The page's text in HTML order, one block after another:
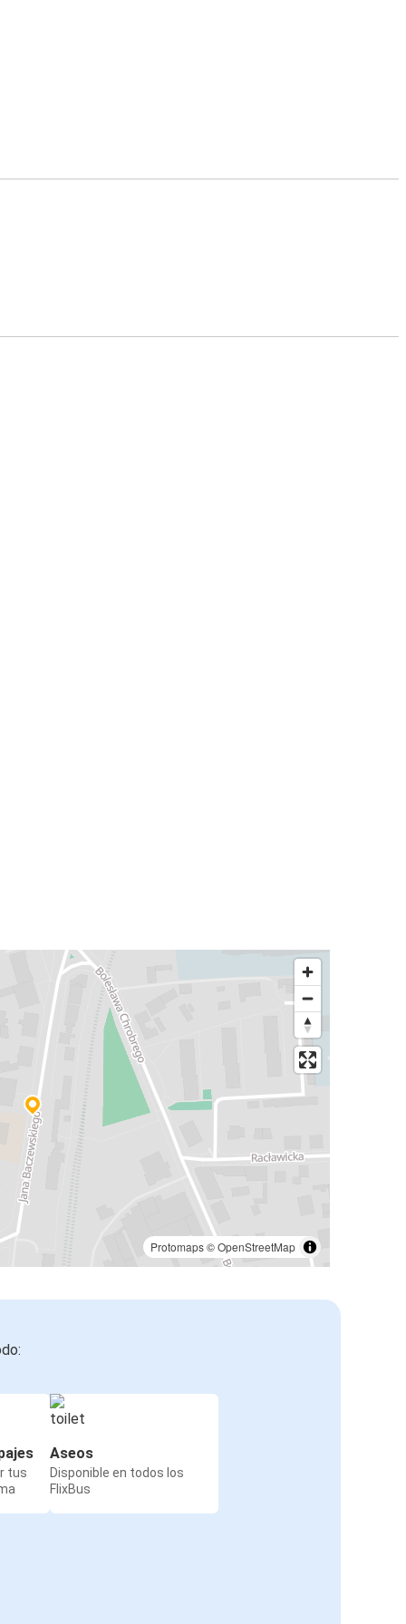
Protomaps©OpenStreetMap
tus
Aseos
Disponible en todos los
FlixBus